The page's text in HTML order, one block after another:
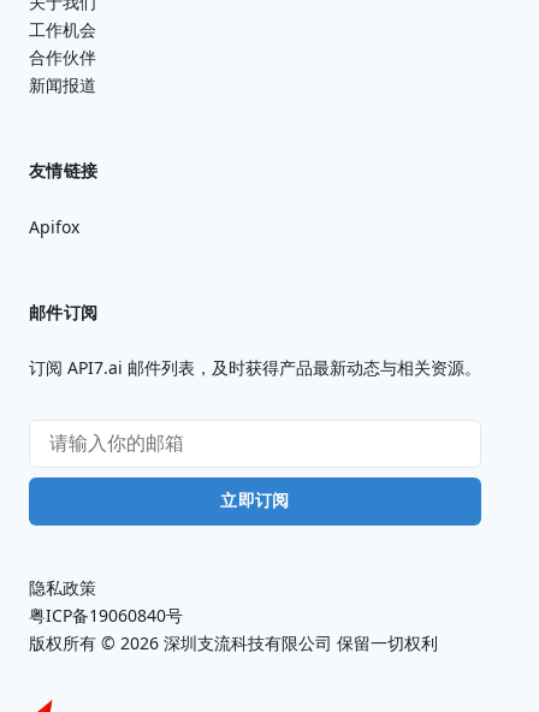
工作机会
合作伙伴
新闻报道
友情链接
Apifox
邮件订阅
订阅 API7.ai 邮件列表，及时获得产品最新动态与相关资源。
立即订阅
隐私政策
粤ICP备19060840号
版权所有 © 2026 深圳支流科技有限公司 保留一切权利